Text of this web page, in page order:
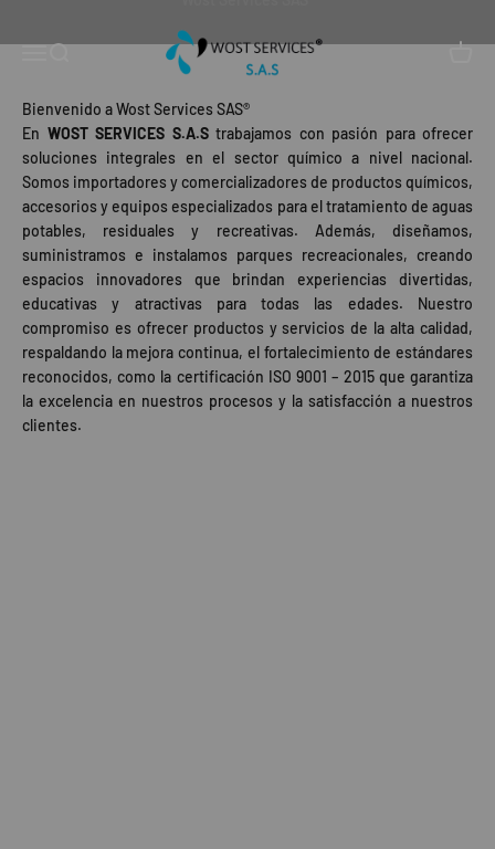
Abrir menú de navegación
Wostservices
Bienvenido a Wost Services SAS®
En WOST SERVICES S.A.S trabajamos con pasión para ofrecer
soluciones integrales en el sector químico a nivel nacional.
Somos importadores y comercializadores de productos químicos,
accesorios y equipos especializados para el tratamiento de aguas
potables, residuales y recreativas. Además, diseñamos,
suministramos e instalamos parques recreacionales, creando
espacios innovadores que brindan experiencias divertidas,
educativas y atractivas para todas las edades. Nuestro
compromiso es ofrecer productos y servicios de la alta calidad,
respaldando la mejora continua, el fortalecimiento de estándares
reconocidos, como la certificación ISO 9001 – 2015 que garantiza
la excelencia en nuestros procesos y la satisfacción a nuestros
clientes.